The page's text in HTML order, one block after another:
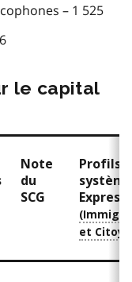
– 1 525
le capital
Note
du
SCG
Profils
Express